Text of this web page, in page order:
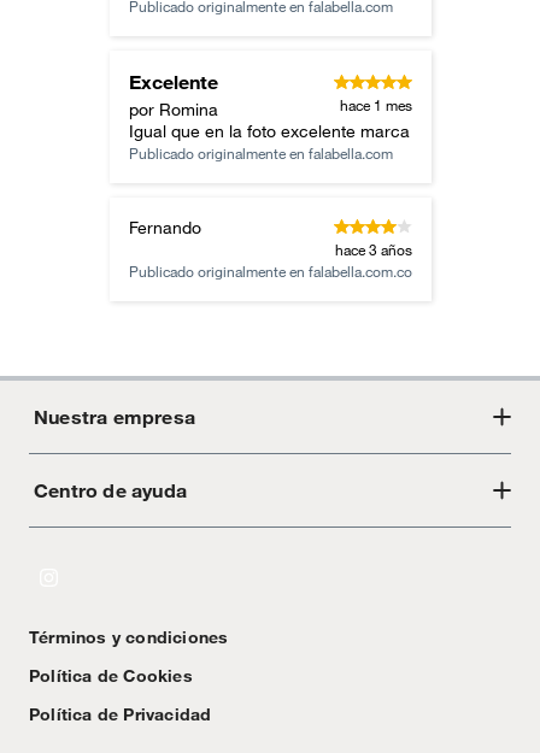
Publicado originalmente en falabella.com
Excelente
por Romina hace 1 mes
Igual que en la foto excelente marca
Publicado originalmente en falabella.com
Fernando
hace 3 años
Publicado originalmente en falabella.com.co
Nuestra empresa
Acerca de Crate
Centro de ayuda
Textos Legales
Términos y condiciones
Política de Cookies
Política de Privacidad